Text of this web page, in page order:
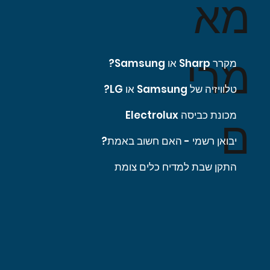
מא
מרי
ם
מקרר Sharp או Samsung?
טלוויזיה של Samsung או LG?
מכונת כביסה Electrolux
יבואן רשמי - האם חשוב באמת?
התקן שבת למדיח כלים צומת